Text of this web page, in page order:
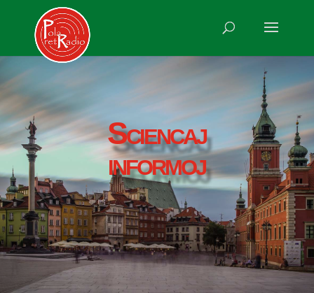
Sciencaj
informoj